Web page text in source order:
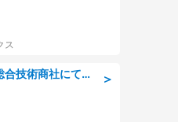
ス
＞
工事・土木施工管理/総合技術商社にて施工管理のお仕事/即日勤務可/車通勤可/工事・土木施工管理/生産・品質管理